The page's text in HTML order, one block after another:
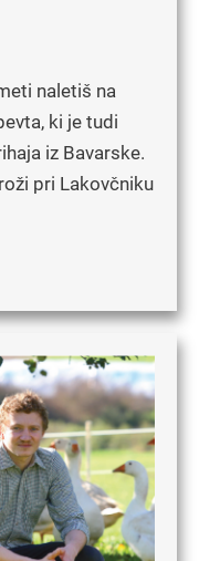
naletiš na
ki je tudi
iz Bavarske.
pri Lakovčniku